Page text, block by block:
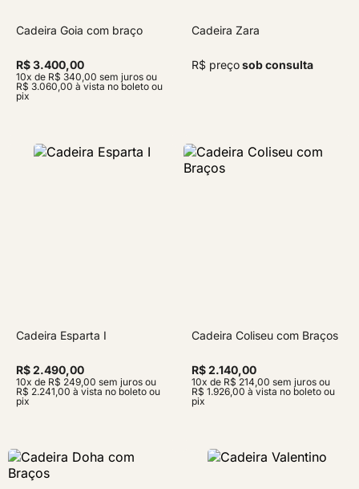
Cadeira Goia com braço
R$ 3.400,00
10x de R$ 340,00 sem juros ou
R$ 3.060,00 à vista no boleto ou
pix
Cadeira Zara
R$ preçosob consulta
Cadeira Esparta I
R$ 2.490,00
10x de R$ 249,00 sem juros ou
R$ 2.241,00 à vista no boleto ou
pix
Cadeira Coliseu com Braços
R$ 2.140,00
10x de R$ 214,00 sem juros ou
R$ 1.926,00 à vista no boleto ou
pix